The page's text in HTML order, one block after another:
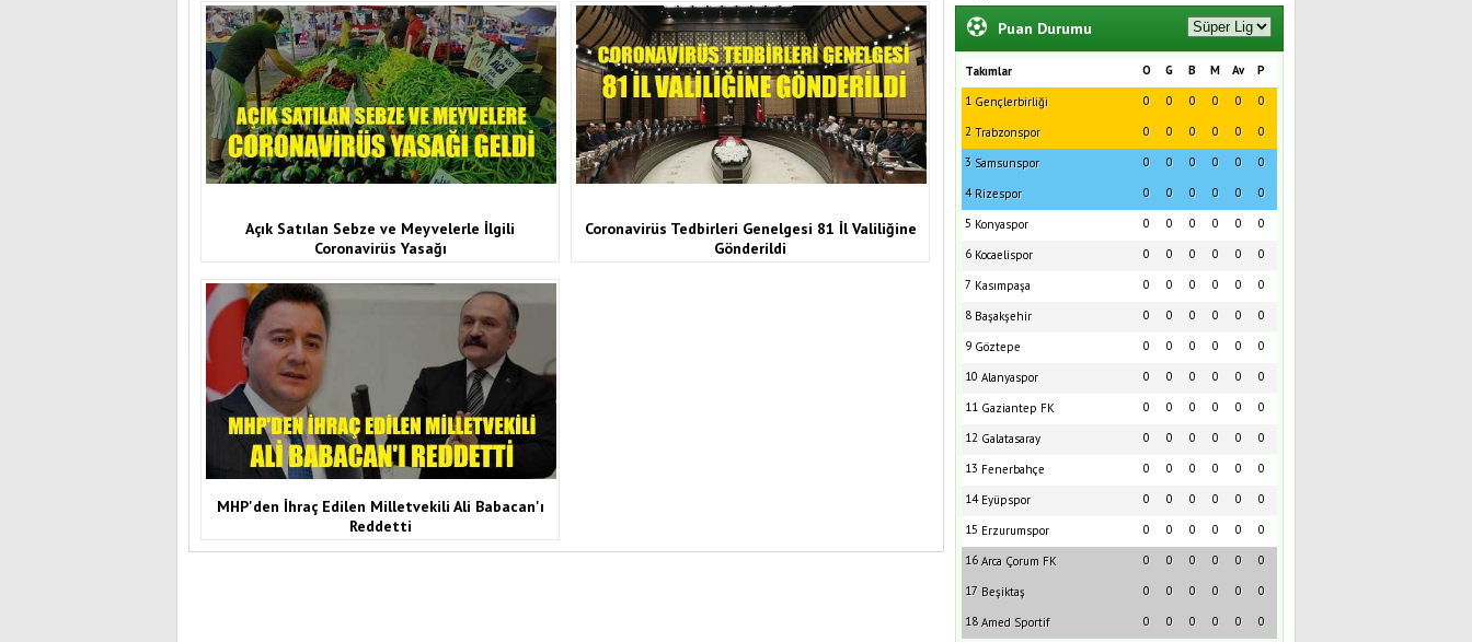
Açık Satılan Sebze ve Meyvelerle İlgili
Coronavirüs Yasağı
Coronavirüs Tedbirleri Genelgesi 81 İl Valiliğine
Gönderildi
MHP'den İhraç Edilen Milletvekili Ali Babacan'ı
Reddetti
Puan Durumu
Takımlar P
Av
M
B
G
O
1 Gençlerbirliği 0
0
0
0
0
0
2 Trabzonspor 0
0
0
0
0
0
3 Samsunspor 0
0
0
0
0
0
4 Rizespor 0
0
0
0
0
0
5 Konyaspor 0
0
0
0
0
0
6 Kocaelispor 0
0
0
0
0
0
7 Kasımpaşa 0
0
0
0
0
0
8 Başakşehir 0
0
0
0
0
0
9 Göztepe 0
0
0
0
0
0
10 Alanyaspor 0
0
0
0
0
0
11 Gaziantep FK 0
0
0
0
0
0
12 Galatasaray 0
0
0
0
0
0
13 Fenerbahçe 0
0
0
0
0
0
14 Eyüpspor 0
0
0
0
0
0
15 Erzurumspor 0
0
0
0
0
0
16 Arca Çorum FK 0
0
0
0
0
0
17 Beşiktaş 0
0
0
0
0
0
18 Amed Sportif 0
0
0
0
0
0